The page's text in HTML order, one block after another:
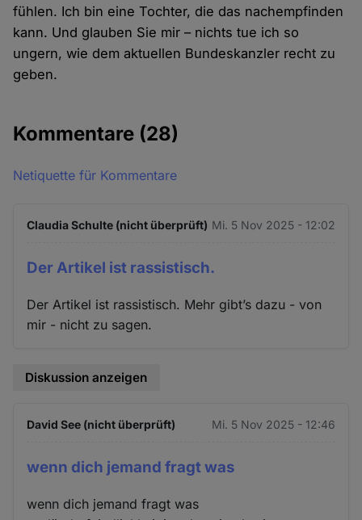
fühlen. Ich bin eine Tochter, die das nachempfinden
kann. Und glauben Sie mir – nichts tue ich so
ungern, wie dem aktuellen Bundeskanzler recht zu
geben.
Kommentare (28)
Netiquette für Kommentare
Claudia Schulte (nicht überprüft) Mi. 5 Nov 2025 - 12:02
Der Artikel ist rassistisch.
Der Artikel ist rassistisch. Mehr gibt’s dazu - von
mir - nicht zu sagen.
Diskussion anzeigen
David See (nicht überprüft) Mi. 5 Nov 2025 - 12:46
wenn dich jemand fragt was
wenn dich jemand fragt was